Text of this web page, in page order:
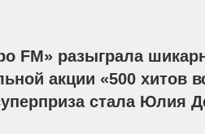
FM» разыграла
акции «500 хитов
стала Юлия